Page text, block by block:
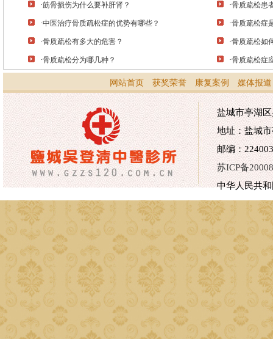
·筋骨损伤为什么要补肝肾？ ·骨质疏松患
·中医治疗骨质疏松症的优势有哪些？ ·骨质疏松症
·骨质疏松有多大的危害？ ·骨质疏松如
·骨质疏松分为哪几种？ ·骨质疏松症
网站首页 获奖荣誉 康复案例 媒体报道
盐城市亭湖
地址：盐城
邮编：
苏ICP备
中华人民共